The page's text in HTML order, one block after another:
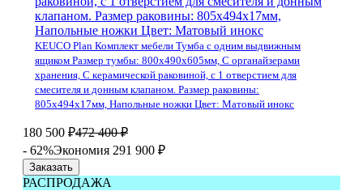
KEUCO Plan Комплект мебели Тумба с одним выдвижным
ящиком Размер тумбы: 800х490х605мм, С органайзерами
хранения, С керамической раковиной, с 1 отверстием для
смесителя и донным клапаном. Размер раковины:
805х494х17мм, Напольные ножки Цвет: Матовый инокс
180 500 ₽472 400 ₽
- 62%Экономия 291 900 ₽
Заказать
РАСПРОДАЖА